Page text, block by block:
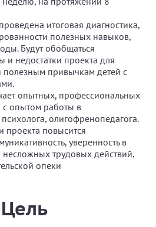
итоговая диагностика,
полезных навыков,
Будут обобщаться
и недостатки проекта для
привычкам детей с
опытных, профессиональных
с опытом работы в
олигофренопедагога.
проекта повысится
уверенность в
трудовых действий,
опеки
Цель